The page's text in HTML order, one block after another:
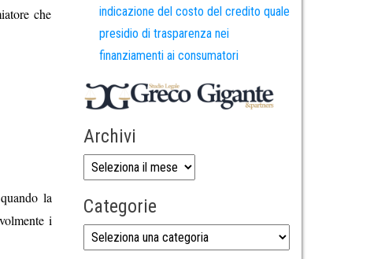
che
la
i
indicazione del costo del credito quale
presidio di trasparenza nei
finanziamenti ai consumatori
Archivi
Categorie